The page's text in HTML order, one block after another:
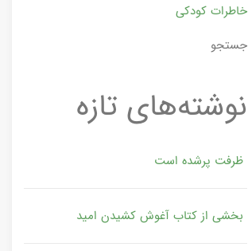
خاطرات کودکی
جستجو
نوشته‌های تازه
ظرفت پرشده‌ است
بخشی از کتاب آغوش کشیدن امید